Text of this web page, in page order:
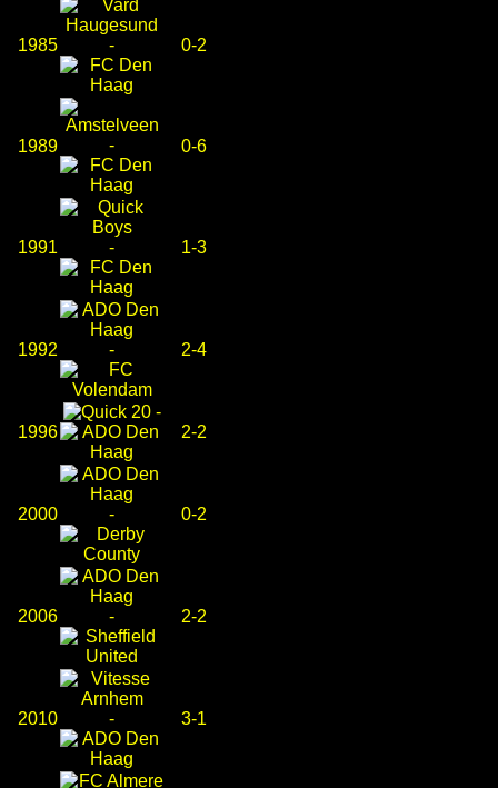
1985 - 0-2
1989 - 0-6
1991 - 1-3
1992 - 2-4
1996
-
2-2
2000 - 0-2
2006 - 2-2
2010 - 3-1